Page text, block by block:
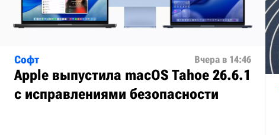
Софт Вчера в 14:46
Apple выпустила macOS Tahoe 26.6.1
с исправлениями безопасности